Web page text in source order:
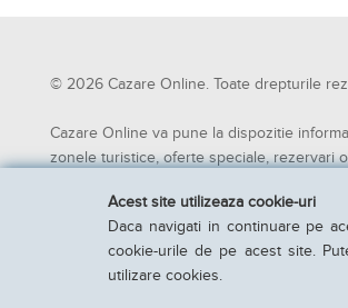
Acest site utilizeaza cookie-uri
Daca navigati in continuare pe
cookie-urile de pe acest site.
utilizare cookies.
© 2026 Cazare Online. Toate drepturile
Cazare Online va pune la dispozitie
zonele turistice, oferte speciale, rezervari
Parteneri Cazare Online| Obiective